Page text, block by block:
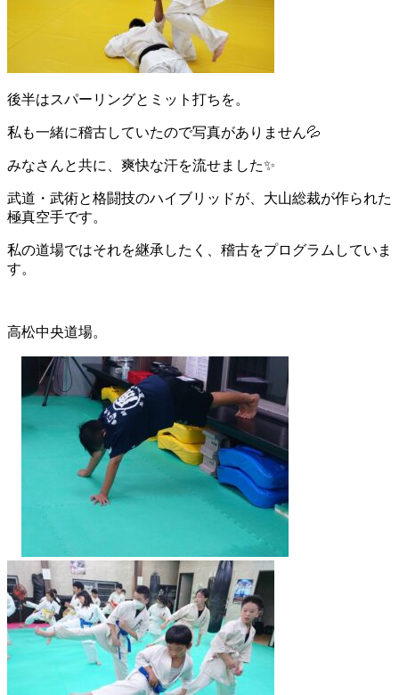
後半はスパーリングとミット打ちを。
私も一緒に稽古していたので写真がありません💦
みなさんと共に、爽快な汗を流せました✨
武道・武術と格闘技のハイブリッドが、大山総裁が作られた
極真空手です。
私の道場ではそれを継承したく、稽古をプログラムしていま
す。
高松中央道場。